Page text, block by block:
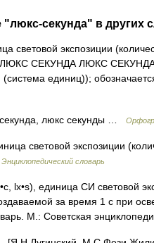
"люкс-секунда" в других
световой экспозиции
ЛЮКС СЕКУНДА ЛЮКС СЕКУНДА,
единиц));
люкс секунды …
световой экспозиции
словарь
lx•s), единица СИ световой
за время 1 с при
М.: Советская